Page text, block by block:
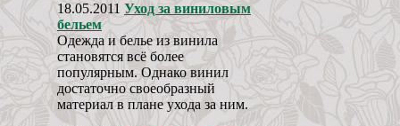
18.05.2011 Уход за виниловым
бельем
Одежда и белье из винила
становятся всё более
популярным. Однако винил
достаточно своеобразный
материал в плане ухода за ним.